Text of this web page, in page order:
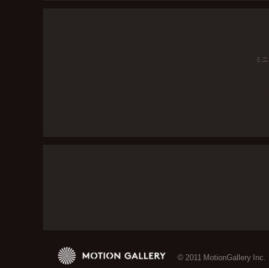
ミ
© 2011 MotionGallery Inc.